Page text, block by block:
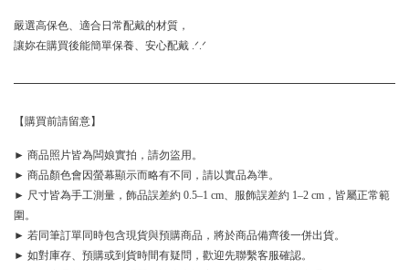
嚴選高保色、適合日常配戴的材質，
讓妳在購買後能簡單保養、安心配戴 .ᐟ.ᐟ
【購買前請留意】
► 商品照片皆為闆娘實拍，請勿盜用。
► 商品顏色會因螢幕顯示而略有不同，請以實品為準。
► 尺寸皆為手工測量，飾品誤差約 0.5–1 cm、服飾誤差約 1–2 cm，皆屬正常範
圍。
► 若同筆訂單同時包含現貨與預購商品，將於商品備齊後一併出貨。
► 如對庫存、預購或到貨時間有疑問，歡迎先聯繫客服確認。